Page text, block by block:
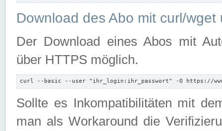
Download des Abo mit curl/
Der Download eines Abos mit
über HTTPS möglich.
curl --basic --user "ihr_login:ihr_passwort" -O https://
Sollte es Inkompatibilitäten mit
man als Workaround die